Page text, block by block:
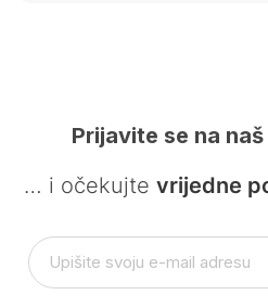
Prijavite se na
… i očekujte vrijedne